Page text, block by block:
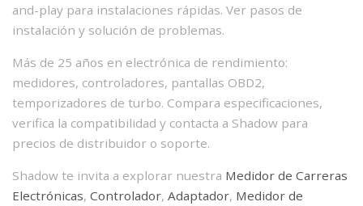
and-play para instalaciones rápidas. Ver pasos de
instalación y solución de problemas.
Más de 25 años en electrónica de rendimiento:
medidores, controladores, pantallas OBD2,
temporizadores de turbo. Compara especificaciones,
verifica la compatibilidad y contacta a Shadow para
precios de distribuidor o soporte.
Shadow te invita a explorar nuestra Medidor de Carreras
Electrónicas, Controlador, Adaptador, Medidor de